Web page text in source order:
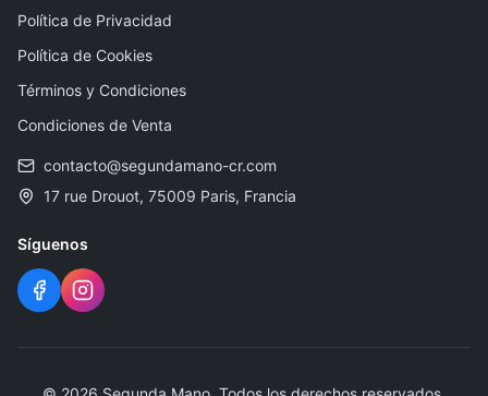
Política de Privacidad
Política de Cookies
Términos y Condiciones
Condiciones de Venta
contacto@segundamano-cr.com
17 rue Drouot, 75009 Paris, Francia
Síguenos